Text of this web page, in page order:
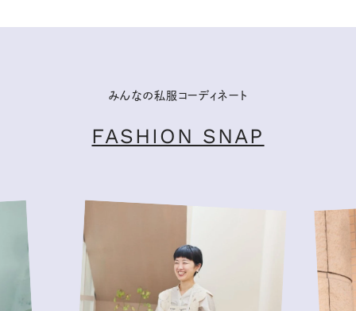
みんなの私服コーディネート
FASHION SNAP